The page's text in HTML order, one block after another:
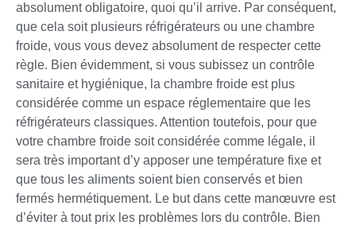
absolument obligatoire, quoi qu’il arrive. Par conséquent,
que cela soit plusieurs réfrigérateurs ou une chambre
froide, vous vous devez absolument de respecter cette
règle. Bien évidemment, si vous subissez un contrôle
sanitaire et hygiénique, la chambre froide est plus
considérée comme un espace réglementaire que les
réfrigérateurs classiques. Attention toutefois, pour que
votre chambre froide soit considérée comme légale, il
sera très important d’y apposer une température fixe et
que tous les aliments soient bien conservés et bien
fermés hermétiquement. Le but dans cette manœuvre est
d’éviter à tout prix les problèmes lors du contrôle. Bien